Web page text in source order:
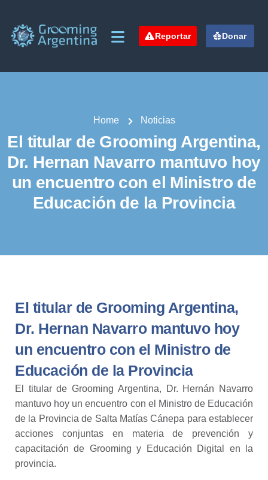
Reportar Donar
Home Noticias
El titular de Grooming Argentina,
Dr. Hernan Navarro mantuvo hoy
un encuentro con el Ministro de
Educación de la Provincia
El titular de Grooming Argentina,
Dr. Hernan Navarro mantuvo hoy
un encuentro con el Ministro de
Educación de la Provincia
El titular de Grooming Argentina, Dr. Hernán Navarro
mantuvo hoy un encuentro con el Ministro de Educación
de la Provincia de Salta Matías Cánepa para establecer
acciones conjuntas en materia de prevención y
capacitación de Grooming y Educación Digital en la
provincia.